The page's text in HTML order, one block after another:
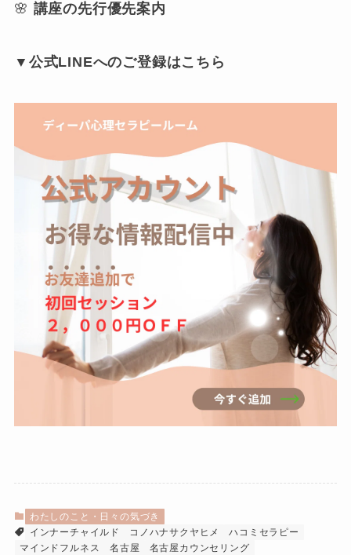
🌸 講座の先行優先案内
▼公式LINEへのご登録はこちら
わたしのこと・日々の気づき
インナーチャイルド
コノハナサクヤヒメ
ハコミセラピー
マインドフルネス 名古屋
名古屋カウンセリング